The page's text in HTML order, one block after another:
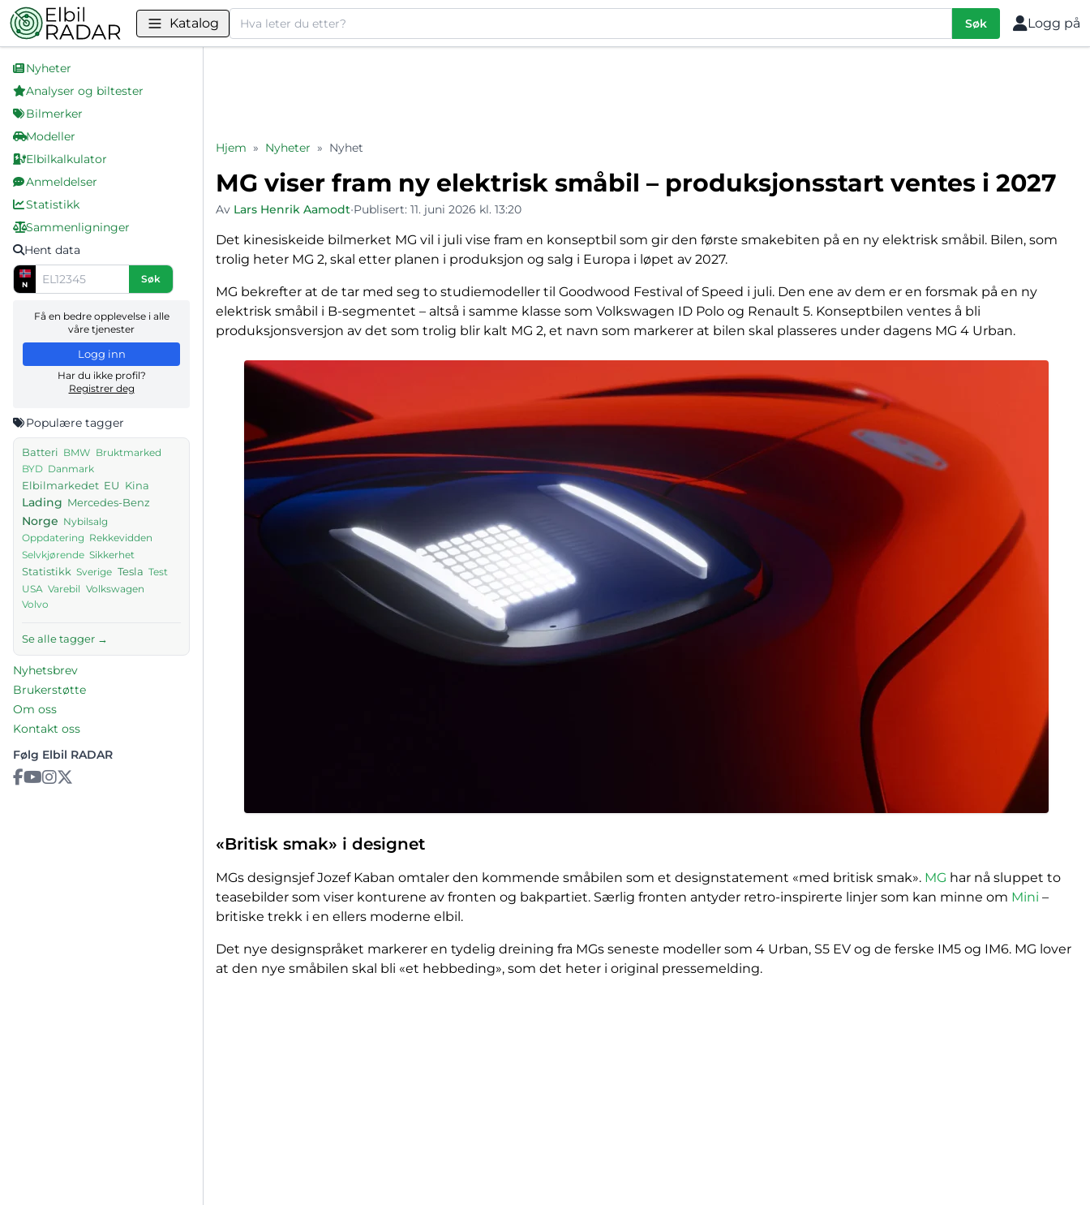
Katalog Søk Søk Logg på
Nyheter
Analyser og biltester
Bilmerker
Modeller
Elbilkalkulator
Anmeldelser
Statistikk
Sammenligninger
Hent data
N Søk
Få en bedre opplevelse i alle
våre tjenester
Logg inn
Har du ikke profil?
Registrer deg
Populære tagger
Batteri BMW Bruktmarked
BYD Danmark
Elbilmarkedet EU Kina
Lading Mercedes-Benz
Norge Nybilsalg
Oppdatering Rekkevidden
Selvkjørende Sikkerhet
Statistikk Sverige Tesla Test
USA Varebil Volkswagen
Volvo
Se alle tagger →
Nyhetsbrev
Brukerstøtte
Om oss
Kontakt oss
Følg Elbil RADAR
Hjem » Nyheter » Nyhet
MG viser fram ny elektrisk småbil – produksjonsstart ventes i 2027
Av Lars Henrik Aamodt•Publisert: 11. juni 2026 kl. 13:20
Det kinesiskeide bilmerket MG vil i juli vise fram en konseptbil som gir den første smakebiten på en ny elektrisk småbil. Bilen, som
trolig heter MG 2, skal etter planen i produksjon og salg i Europa i løpet av 2027.
MG bekrefter at de tar med seg to studiemodeller til Goodwood Festival of Speed i juli. Den ene av dem er en forsmak på en ny
elektrisk småbil i B-segmentet – altså i samme klasse som Volkswagen ID Polo og Renault 5. Konseptbilen ventes å bli
produksjonsversjon av det som trolig blir kalt MG 2, et navn som markerer at bilen skal plasseres under dagens MG 4 Urban.
«Britisk smak» i designet
MGs designsjef Jozef Kaban omtaler den kommende småbilen som et designstatement «med britisk smak». MG har nå sluppet to
teasebilder som viser konturene av fronten og bakpartiet. Særlig fronten antyder retro-inspirerte linjer som kan minne om Mini –
britiske trekk i en ellers moderne elbil.
Det nye designspråket markerer en tydelig dreining fra MGs seneste modeller som 4 Urban, S5 EV og de ferske IM5 og IM6. MG lover
at den nye småbilen skal bli «et hebbeding», som det heter i original pressemelding.